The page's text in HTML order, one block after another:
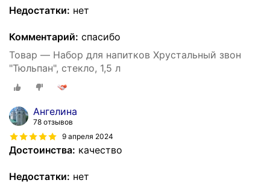
Недостатки: нет
Комментарий: спасибо
Товар — Набор для напитков Хрустальный звон
"Тюльпан", стекло, 1,5 л
Ангелина
78 отзывов
9 апреля 2024
Достоинства: качество
Недостатки: нет